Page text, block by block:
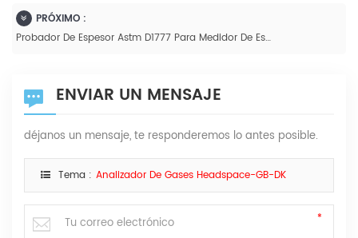
PRÓXIMO :
Probador De Espesor Astm D1777 Para Medidor De Espesor Digital De Tela De Aislamiento Eléctrico Sólido, Dispositivo De Prueba De Espesor De Dial De Papel De Laboratorio
ENVIAR UN MENSAJE
déjanos un mensaje, te responderemos lo antes posible.
Tema : Analizador De Gases Headspace-GB-DK